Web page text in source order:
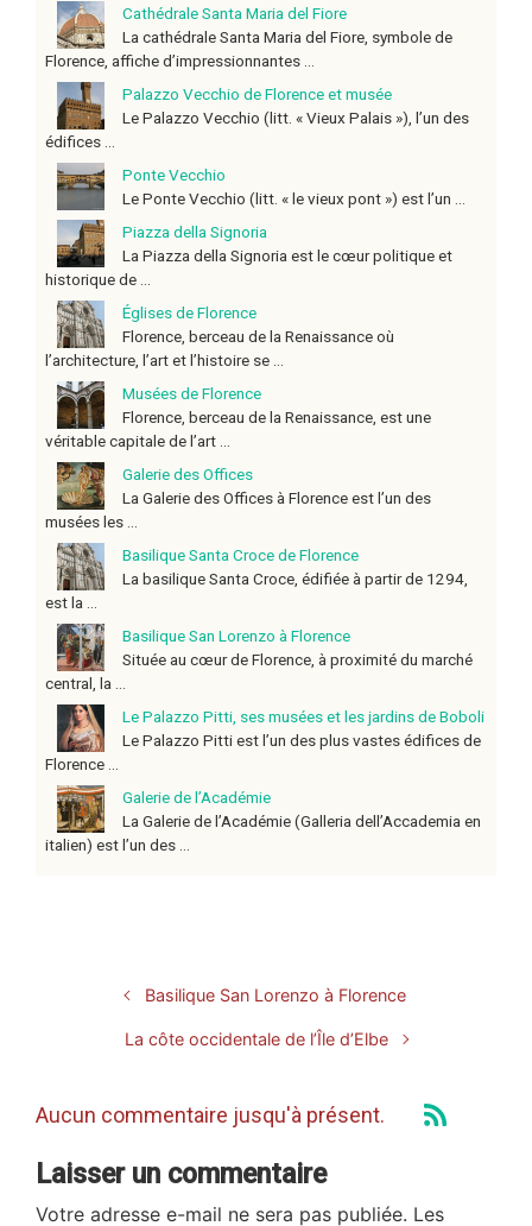
Cathédrale Santa Maria del Fiore
La cathédrale Santa Maria del Fiore, symbole de
Florence, affiche d’impressionnantes ...
Palazzo Vecchio de Florence et musée
Le Palazzo Vecchio (litt. « Vieux Palais »), l’un des
édifices ...
Ponte Vecchio
Le Ponte Vecchio (litt. « le vieux pont ») est l’un ...
Piazza della Signoria
La Piazza della Signoria est le cœur politique et
historique de ...
Églises de Florence
Florence, berceau de la Renaissance où
l’architecture, l’art et l’histoire se ...
Musées de Florence
Florence, berceau de la Renaissance, est une
véritable capitale de l’art ...
Galerie des Offices
La Galerie des Offices à Florence est l’un des
musées les ...
Basilique Santa Croce de Florence
La basilique Santa Croce, édifiée à partir de 1294,
est la ...
Basilique San Lorenzo à Florence
Située au cœur de Florence, à proximité du marché
central, la ...
Le Palazzo Pitti, ses musées et les jardins de Boboli
Le Palazzo Pitti est l’un des plus vastes édifices de
Florence ...
Galerie de l’Académie
La Galerie de l’Académie (Galleria dell’Accademia en
italien) est l’un des ...
Basilique San Lorenzo à Florence
La côte occidentale de l’Île d’Elbe
Aucun commentaire jusqu'à présent.
Laisser un commentaire
Votre adresse e-mail ne sera pas publiée. Les